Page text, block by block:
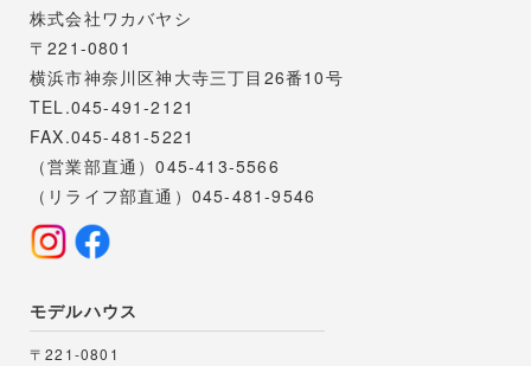
株式会社ワカバヤシ
〒221-0801
横浜市神奈川区神大寺三丁目26番10号
TEL.045-491-2121
FAX.045-481-5221
（営業部直通）045-413-5566
（リライフ部直通）045-481-9546
モデルハウス
〒221-0801